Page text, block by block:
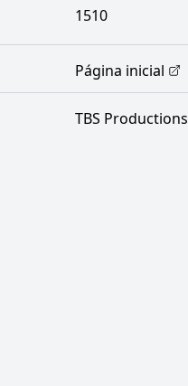
1510
Página inicial
TBS Productions